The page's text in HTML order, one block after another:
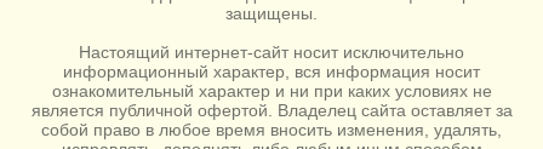
защищены.
Настоящий интернет-сайт носит исключительно
информационный характер, вся информация носит
ознакомительный характер и ни при каких условиях не
является публичной офертой. Владелец сайта оставляет за
собой право в любое время вносить изменения, удалять,